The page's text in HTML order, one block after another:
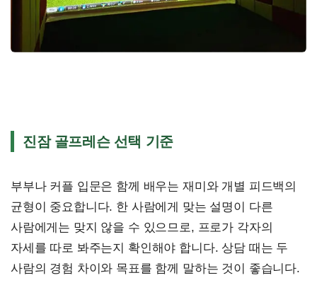
진잠 골프레슨 선택 기준
부부나 커플 입문은 함께 배우는 재미와 개별 피드백의
균형이 중요합니다. 한 사람에게 맞는 설명이 다른
사람에게는 맞지 않을 수 있으므로, 프로가 각자의
자세를 따로 봐주는지 확인해야 합니다. 상담 때는 두
사람의 경험 차이와 목표를 함께 말하는 것이 좋습니다.